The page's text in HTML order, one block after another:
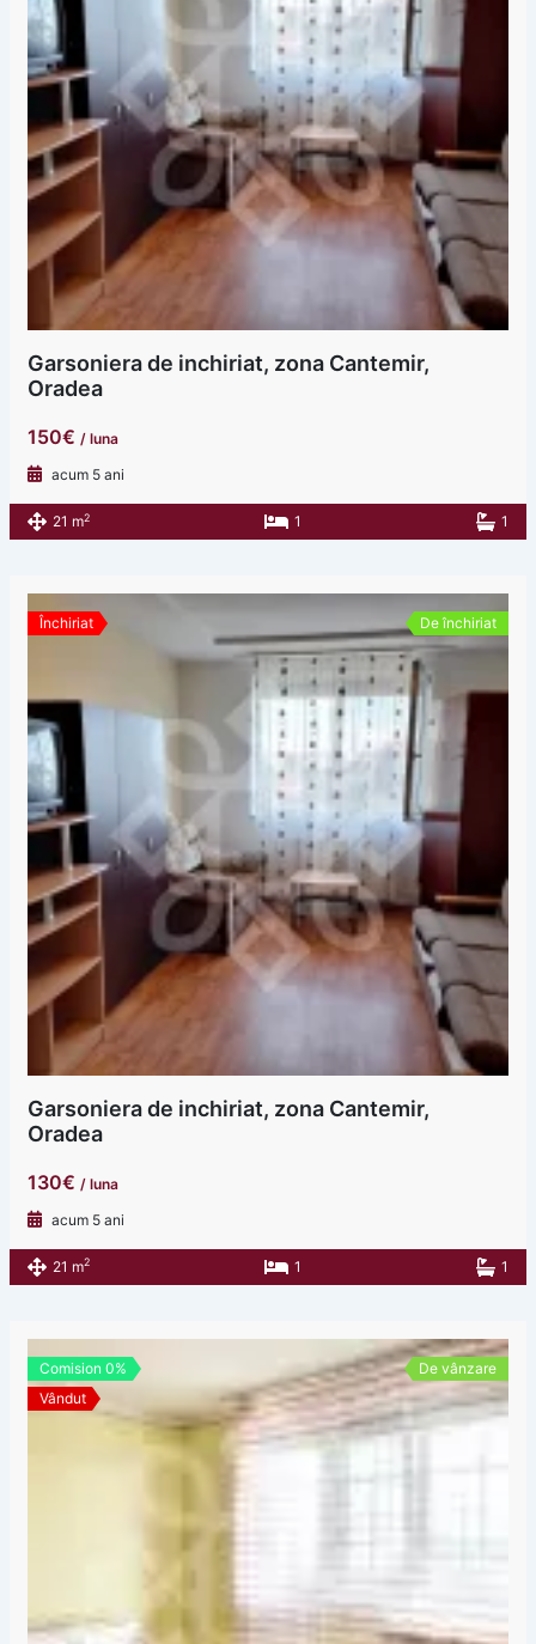
Garsoniera de inchiriat, zona Cantemir,
Oradea
150€ / luna
acum 5 ani
21 m2 1 1
Închiriat De închiriat
Garsoniera de inchiriat, zona Cantemir,
Oradea
130€ / luna
acum 5 ani
21 m2 1 1
Comision 0%
Vândut
De vânzare